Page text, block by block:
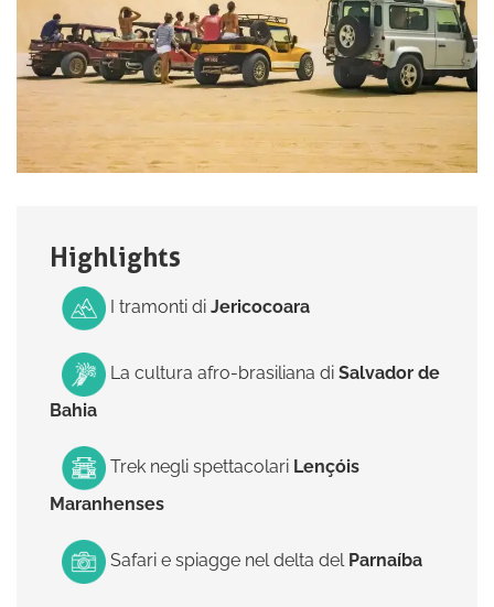
Highlights
I tramonti di Jericocoara
La cultura afro-brasiliana di Salvador de
Bahia
Trek negli spettacolari Lençóis
Maranhenses
Safari e spiagge nel delta del Parnaíba